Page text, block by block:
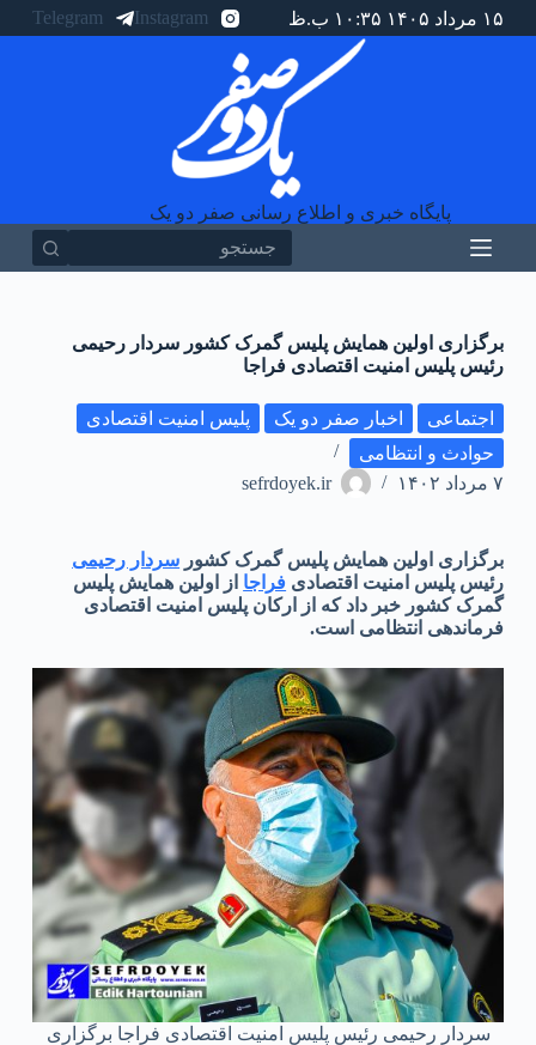
ا
۱۵ مرداد ۱۴۰۵ ۱۰:۳۵ ب.ظ Instagram
Telegram
پایگاه خبری و اطلاع رسانی صفر دو یک
برگزاری اولین همایش پلیس گمرک کشور سردار رحیمی
رئیس پلیس امنیت اقتصادی فراجا
اجتماعی اخبار صفر دو یک
پلیس امنیت اقتصادی
حوادث و انتظامی
۷ مرداد ۱۴۰۲
sefrdoyek.ir
برگزاری اولین همایش پلیس گمرک کشور سردار رحیمی
رئیس پلیس امنیت اقتصادی فراجا از اولین همایش پلیس
گمرک کشور خبر داد که از ارکان پلیس امنیت اقتصادی
فرماندهی انتظامی است.
سردار رحیمی رئیس پلیس امنیت اقتصادی فراجا برگزاری